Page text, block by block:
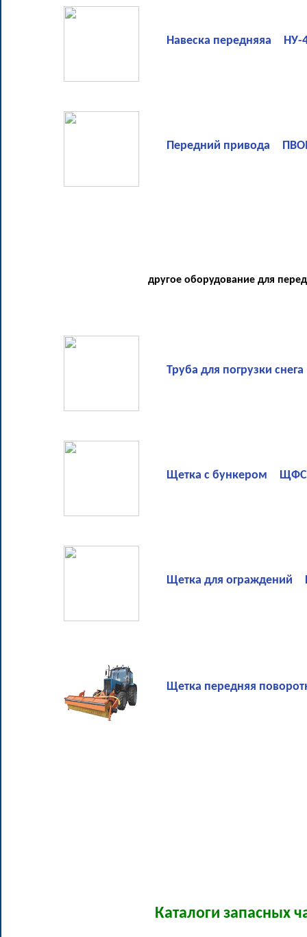
Навеска передняяа НУ-
Передний привода
другое оборудование для
Труба для погрузки
Щетка с бункером ЩФС
Щетка для ограждений
Щетка передняя
Каталоги запасных